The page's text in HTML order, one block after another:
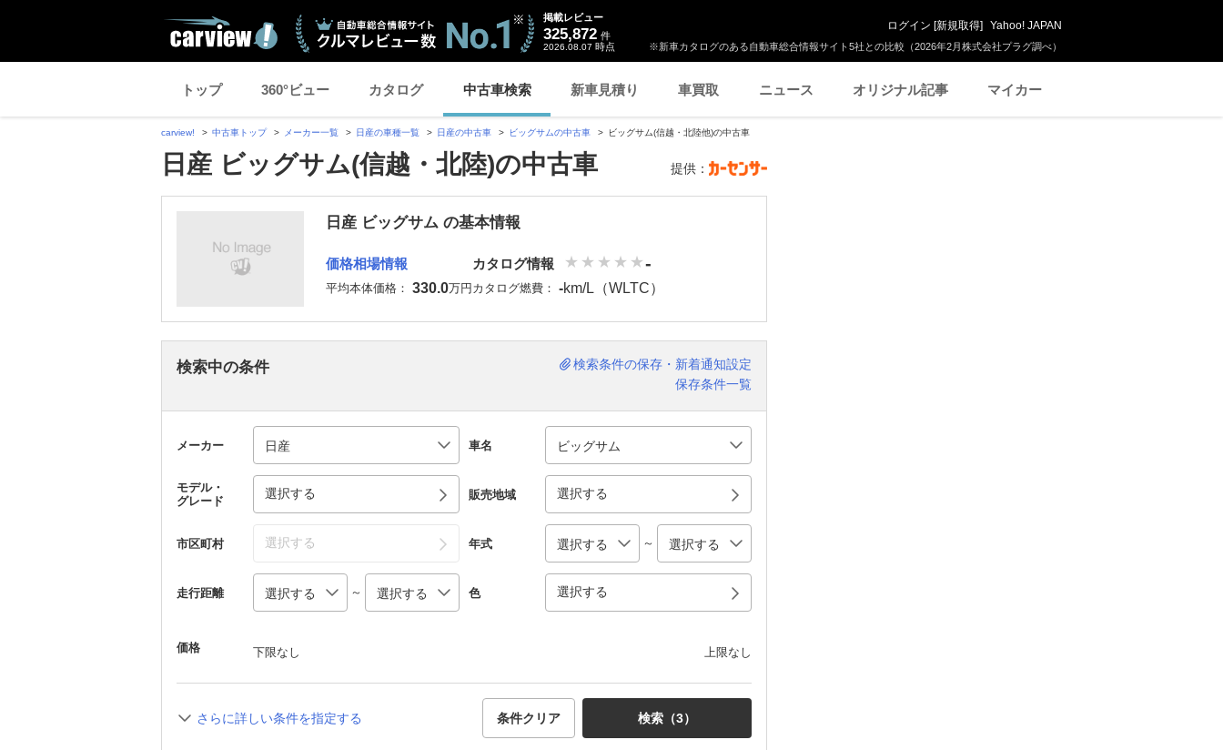
※新車カタログのある自動車総合情報サイト5社との比較（2026年2月株式会社プラグ調べ）
掲載レビュー
325,872 件
2026.08.07 時点
ログイン [新規取得] Yahoo! JAPAN
トップ 360°ビュー カタログ 中古車検索 新車見積り 車買取 ニュース オリジナル記事 マイカー
carview! 中古車トップ メーカー一覧 日産の車種一覧 日産の中古車 ビッグサムの中古車 ビッグサム(信越・北陸他)の中古車
日産 ビッグサム(信越・北陸)の中古車 提供：
日産 ビッグサム の基本情報
価格相場情報
平均本体価格： 330.0万円
カタログ情報 -
カタログ燃費： -km/L（WLTC）
検索中の条件
検索条件の保存・新着通知設定
保存条件一覧
メーカー 車名
モデル・
グレード
選択する 販売地域 選択する
市区町村 選択する 年式 ～
走行距離 ～ 色 選択する
価格 下限なし 上限なし
さらに詳しい条件を指定する 条件クリア 検索（3）